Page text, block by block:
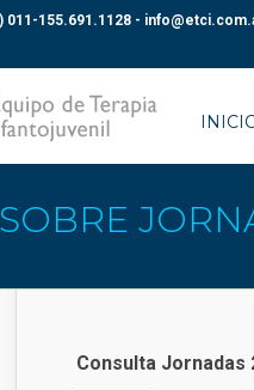
011-155.691.1128 -
Consulta Jornadas